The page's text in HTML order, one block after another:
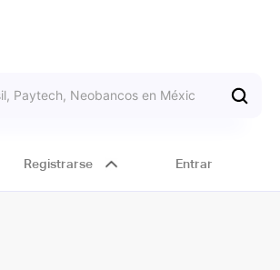
Registrarse Entrar